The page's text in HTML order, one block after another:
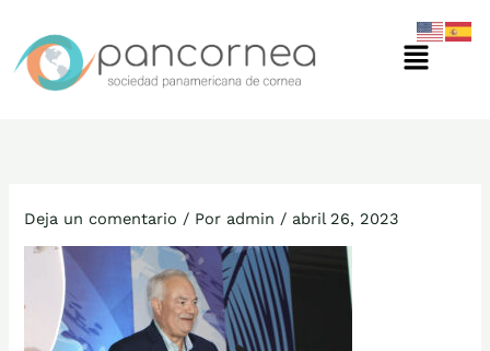
contenido
Menú
Deja un comentario / Por admin / abril 26, 2023